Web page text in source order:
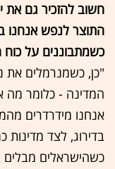
חשוב להזכיר גם
התוצר לנפש אנחנו
כשמתבוננים על כוח
"כן, כשמנרמלים את
המדינה - כלומר מה
בדירוג, לצד מדינות
כשהישראלים